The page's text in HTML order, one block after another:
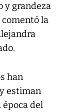
y grandeza
comentó la
han
estiman
época del